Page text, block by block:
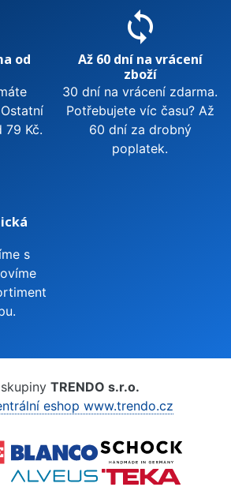
od
79 Kč.
sync
Až 60 dní na vrácení
zboží
30 dní na vrácení zdarma.
Potřebujete víc času? Až
60 dní za drobný
poplatek.
s
TRENDO s.r.o.
eshop www.trendo.cz